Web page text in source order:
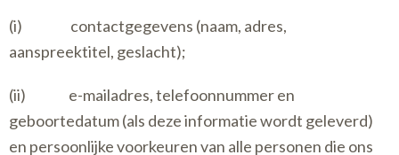
(i) contactgegevens (naam, adres,
aanspreektitel, geslacht);
(ii) e-mailadres, telefoonnummer en
geboortedatum (als deze informatie wordt geleverd)
en persoonlijke voorkeuren van alle personen die ons